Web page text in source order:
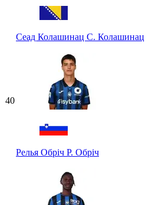
Сеад Колашинац С. Колашинац
40
Релья Обріч Р. Обріч